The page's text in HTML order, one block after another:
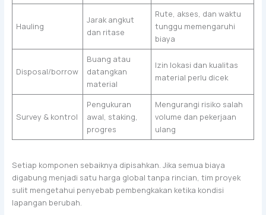
Hauling
Jarak angkut
dan ritase
Rute, akses, dan waktu
tunggu memengaruhi
biaya
Disposal/borrow
Buang atau
datangkan
material
Izin lokasi dan kualitas
material perlu dicek
Survey & kontrol
Pengukuran
awal, staking,
progres
Mengurangi risiko salah
volume dan pekerjaan
ulang
Setiap komponen sebaiknya dipisahkan. Jika semua biaya
digabung menjadi satu harga global tanpa rincian, tim proyek
sulit mengetahui penyebab pembengkakan ketika kondisi
lapangan berubah.